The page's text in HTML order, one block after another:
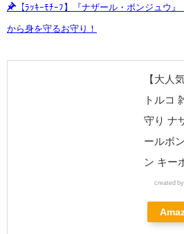
【ﾗｯｷｰﾓﾁｰﾌ】『ナザール・ボンジュウ
から身を守るお守り！
【大人
トルコ
守り ナ
ールボ
ン キー
created by